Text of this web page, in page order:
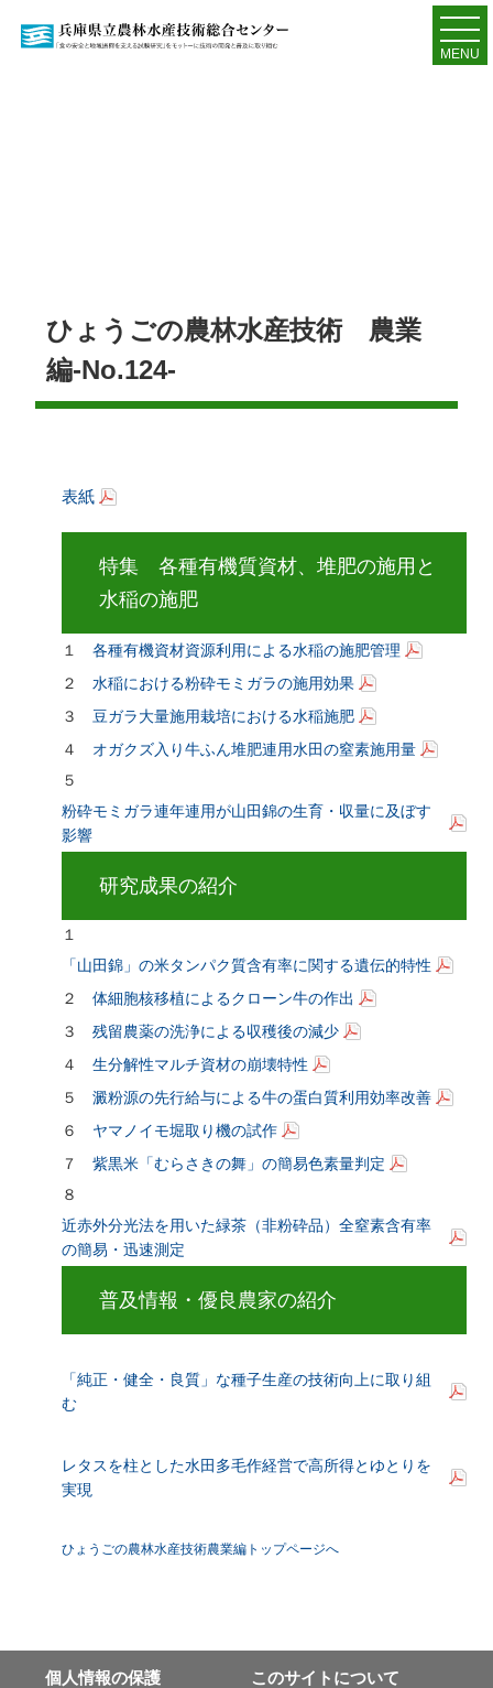
MENU
ひょうごの農林水産技術 農業
編-No.124-
表紙
特集 各種有機質資材、堆肥の施用と
水稲の施肥
１ 各種有機資材資源利用による水稲の施肥管理
２ 水稲における粉砕モミガラの施用効果
３ 豆ガラ大量施用栽培における水稲施肥
４ オガクズ入り牛ふん堆肥連用水田の窒素施用量
５
粉砕モミガラ連年連用が山田錦の生育・収量に及ぼす
影響
研究成果の紹介
１
「山田錦」の米タンパク質含有率に関する遺伝的特性
２ 体細胞核移植によるクローン牛の作出
３ 残留農薬の洗浄による収穫後の減少
４ 生分解性マルチ資材の崩壊特性
５ 澱粉源の先行給与による牛の蛋白質利用効率改善
６ ヤマノイモ堀取り機の試作
７ 紫黒米「むらさきの舞」の簡易色素量判定
８
近赤外分光法を用いた緑茶（非粉砕品）全窒素含有率
の簡易・迅速測定
普及情報・優良農家の紹介
「純正・健全・良質」な種子生産の技術向上に取り組
む
レタスを柱とした水田多毛作経営で高所得とゆとりを
実現
ひょうごの農林水産技術農業編トップページへ
個⼈情報の保護
このサイトについて